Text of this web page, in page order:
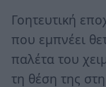
Γοητευτική
που εμπνέει
παλέτα του
τη θέση της